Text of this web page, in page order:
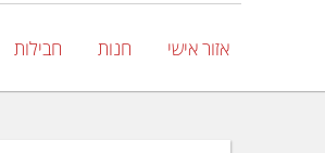
אזור אישי חנות חבילות